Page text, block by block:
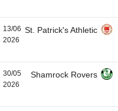
13/06
2026
St. Patrick's Athletic
30/05
2026
Shamrock Rovers